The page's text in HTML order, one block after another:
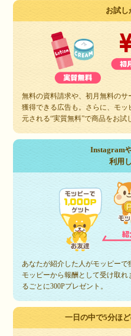
お試し
無料の資料請求や、初月無料の
獲得できる広告も。さらに、モッ
元される“実質無料”で商品をお試
Instagram
利用
あなたが紹介した人がモッピーで
モッピーから報酬として受け取
るごとに300Pプレゼント。
一日の中で5分ほ